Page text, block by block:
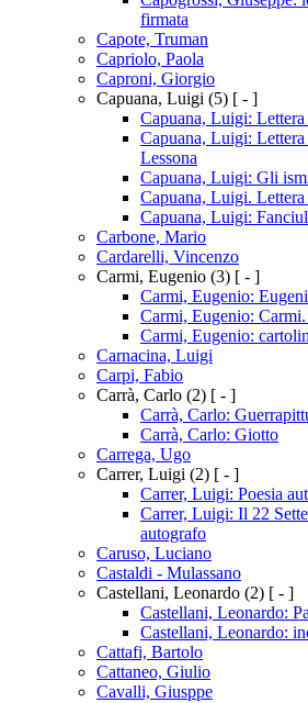
firmata
Capote, Truman
Capriolo, Paola
Caproni, Giorgio
Capuana, Luigi (5) [ - ]
Capuana, Luigi:
Capuana, Luigi:
Lessona
Capuana, Luigi: Gli
Capuana, Luigi.
Capuana, Luigi:
Carbone, Mario
Cardarelli, Vincenzo
Carmi, Eugenio (3) [ - ]
Carmi, Eugenio:
Carmi, Eugenio:
Carmi, Eugenio:
Carnacina, Luigi
Carpi, Fabio
Carrà, Carlo (2) [ - ]
Carrà, Carlo:
Carrà, Carlo: Giotto
Carrega, Ugo
Carrer, Luigi (2) [ - ]
Carrer, Luigi: Poesia
Carrer, Luigi: Il 22
autografo
Caruso, Luciano
Castaldi - Mulassano
Castellani, Leonardo (2) [ - ]
Castellani, Leonardo:
Castellani, Leonardo:
Cattafi, Bartolo
Cattaneo, Giulio
Cavalli, Giusppe